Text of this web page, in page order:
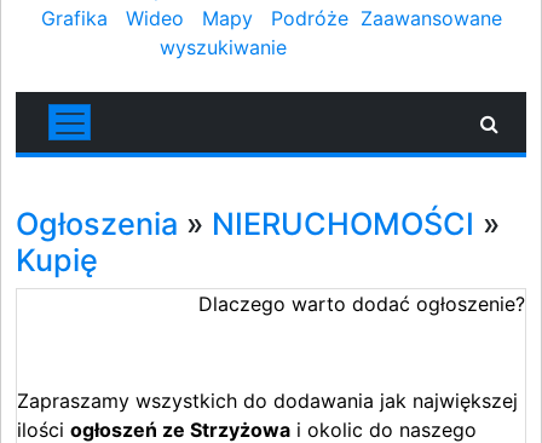
Grafika
Wideo Mapy Podróże Zaawansowane
wyszukiwanie
Ogłoszenia » NIERUCHOMOŚCI »
Kupię
Dlaczego warto dodać ogłoszenie?
Zapraszamy wszystkich do dodawania jak największej
ilości ogłoszeń ze Strzyżowa i okolic do naszego